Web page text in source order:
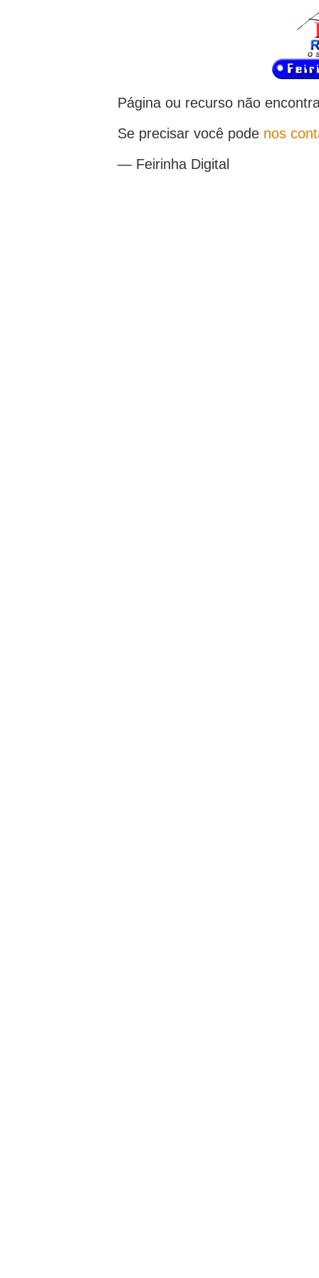
Página ou recurso não
Se precisar você pode nos
— Feirinha Digital